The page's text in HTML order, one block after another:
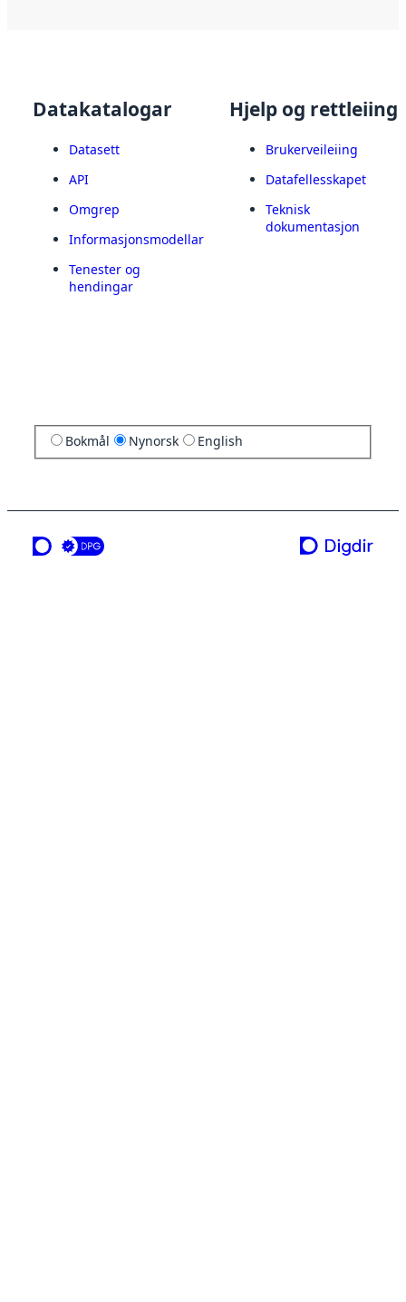
Datakatalogar
Datasett
API
Omgrep
Informasjonsmodellar
Tenester og
hendingar
Hjelp og rettleiing
Brukerveileiing
Datafellesskapet
Teknisk
dokumentasjon
Bokmål Nynorsk English